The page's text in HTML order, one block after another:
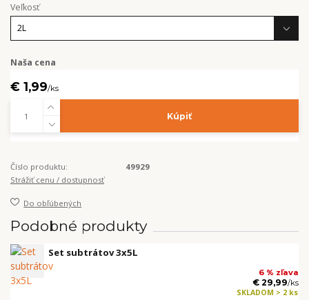
Veľkosť
Naša cena
€ 1,99/ks
Kúpiť
Číslo produktu:
49929
Strážiť cenu / dostupnosť
Do obľúbených
Podobné produkty
Set subtrátov 3x5L
6 % zľava
€ 29,99/ks
SKLADOM > 2 ks